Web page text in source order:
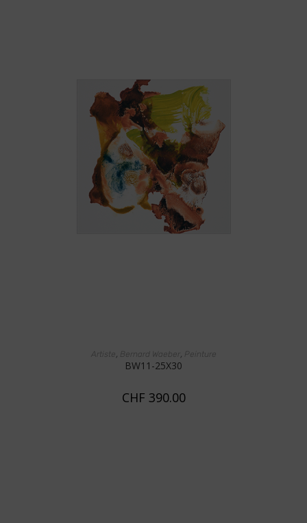
AJOUTER AU PANIER
Artiste, Bernard Waeber , Peinture
BW11-25X30
CHF 390.00